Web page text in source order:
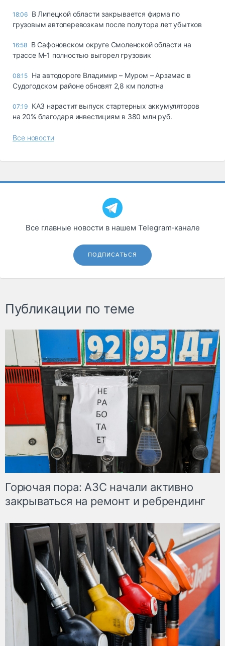
18:06 В Липецкой области закрывается фирма по
грузовым автоперевозкам после полутора лет убытков
16:58 В Сафоновском округе Смоленской области на
трассе М-1 полностью выгорел грузовик
08:15 На автодороге Владимир – Муром – Арзамас в
Судогодском районе обновят 2,8 км полотна
07:19 КАЗ нарастит выпуск стартерных аккумуляторов
на 20% благодаря инвестициям в 380 млн руб.
Все новости
Все главные новости в нашем Telegram‑канале
ПОДПИСАТЬСЯ
Публикации по теме
Горючая пора: АЗС начали активно
закрываться на ремонт и ребрендинг